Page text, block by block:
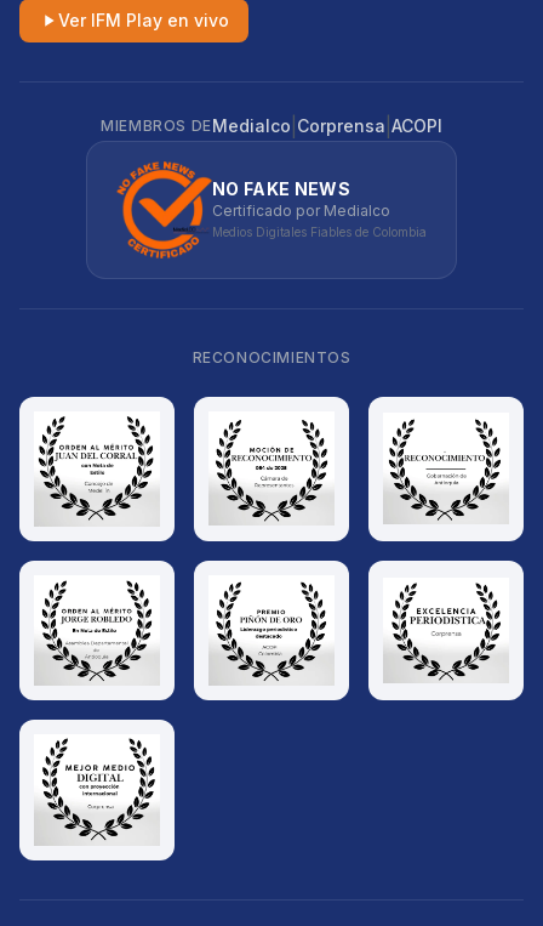
Ver IFM Play en vivo
MIEMBROS DEMedialco Corprensa ACOPI
NO FAKE NEWS
Certificado por Medialco
Medios Digitales Fiables de Colombia
RECONOCIMIENTOS